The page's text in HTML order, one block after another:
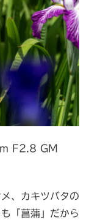
F2.8 GM
、カキツバタの
「菖蒲」だから